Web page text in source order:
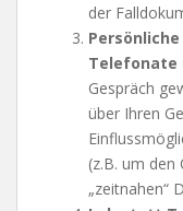
der
Telefonate
Gespräch
über Ihren
(z.B. um den
„zeitnahen“